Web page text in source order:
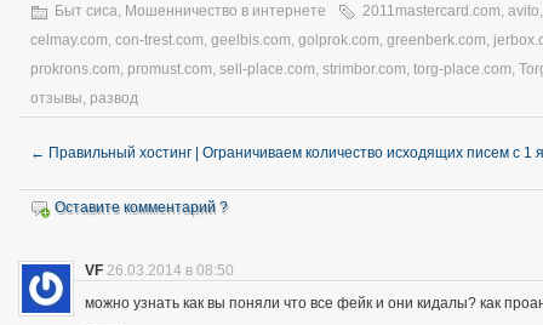
Быт сиса Мошенничество в интернете 2011mastercard.com avito
celmay.com con-trest.com geelbis.com golprok.com greenberk.com
prokrons.com promust.com sell-place.com strimbor.com torg-place.com
отзывы развод
← Правильный хостинг | Ограничиваем количество исходящих писем с 1
Оставите комментарий ?
VF 26.03.2014 в 08:50
можно узнать как вы поняли что все фейк и они кидалы? как